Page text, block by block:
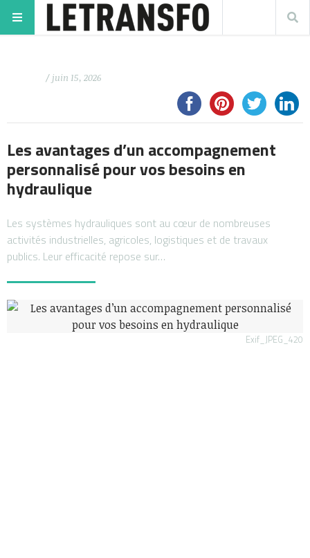
/ juin 15, 2026
Les avantages d’un accompagnement
personnalisé pour vos besoins en
hydraulique
Les systèmes hydrauliques sont au cœur de nombreuses
activités industrielles, agricoles, logistiques et de travaux
publics. Leur efficacité repose sur…
Exif_JPEG_420